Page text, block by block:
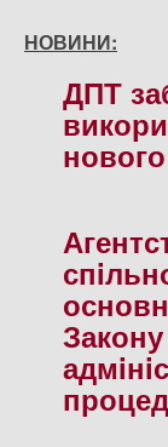
НОВИНИ:
ДПТ